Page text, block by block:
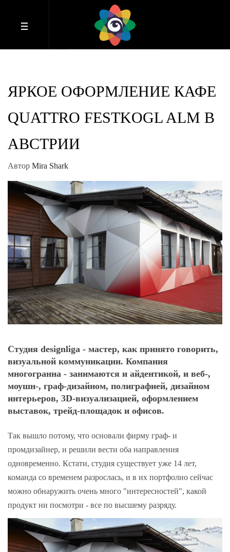
ЯРКОЕ ОФОРМЛЕНИЕ КАФЕ
QUATTRO FESTKOGL ALM В
АВСТРИИ
Автор Mira Shark
Студия designliga - мастер, как принято говорить,
визуальной коммуникации. Компания
многогранна - занимаются и айдентикой, и веб-,
моушн-, граф-дизайном, полиграфией, дизайном
интерьеров, 3D-визуализацией, оформлением
выставок, трейд-площадок и офисов.
Так вышло потому, что основали фирму граф- и
промдизайнер, и решили вести оба направления
одновременно. Кстати, студия существует уже 14 лет,
команда со временем разрослась, и в их портфолио сейчас
можно обнаружить очень много "интересностей", какой
продукт ни посмотри - все по высшему разряду.